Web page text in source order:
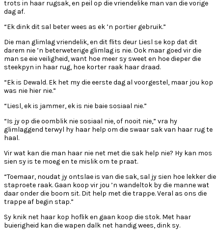
trots in haar rugsak, en peil op die vriendelike man van die vorige
dag af.
“Ek dink dit sal beter wees as ek ’n portier gebruik.”
Die man glimlag vriendelik, en dit flits deur Liesl se kop dat dit
darem nie ’n beterweterige glimlag is nie. Ook maar goed vir die
man se eie veiligheid, want hoe meer sy sweet en hoe dieper die
steekpyn in haar rug, hoe korter raak haar draad.
“Ek is Dewald. Ek het my die eerste dag al voorgestel, maar jou kop
was nie hier nie.”
“Liesl, ek is jammer, ek is nie baie sosiaal nie.”
“Is jy op die oomblik nie sosiaal nie, of nooit nie,” vra hy
glimlaggend terwyl hy haar help om die swaar sak van haar rug te
haal.
Vir wat kan die man haar nie net met die sak help nie? Hy kan mos
sien sy is te moeg en te mislik om te praat.
“Toemaar, noudat jy ontslae is van die sak, sal jy sien hoe lekker die
staproete raak. Gaan koop vir jou ’n wandeltok by die manne wat
daar onder die boom sit. Dit help met die trappe. Veral as ons die
trappe af begin stap.”
Sy knik net haar kop hoflik en gaan koop die stok. Met haar
buierigheid kan die wapen dalk net handig wees, dink sy.